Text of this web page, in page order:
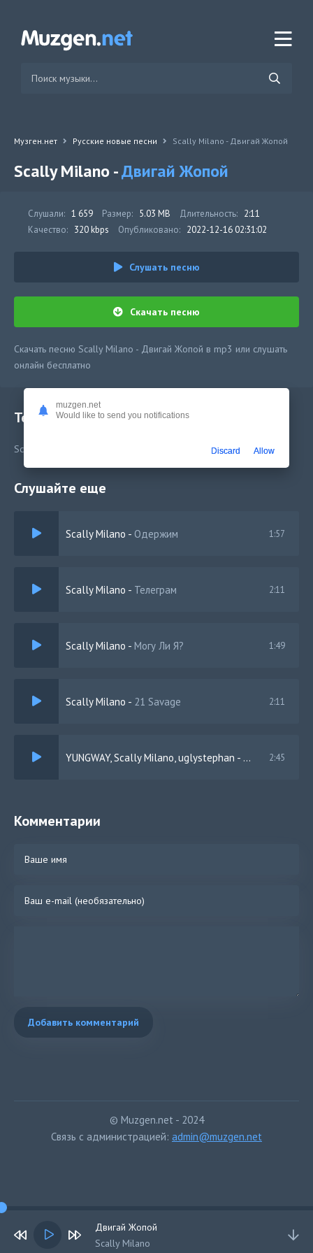
Музген.нет Русские новые песни Scally Milano - Двигай Жопой
Scally Milano -Двигай Жопой
Слушали: 1 659 Размер: 5.03 MB Длительность: 2:11
Качество: 320 kbps Опубликовано: 2022-12-16 02:31:02
Слушать песню
Скачать песню
Скачать песню Scally Milano - Двигай Жопой в mp3 или слушать
онлайн бесплатно
Текст песни
Scally Milano - Двигай Жопой
Слушайте еще
Scally Milano - Одержим 1:57
Scally Milano - Телеграм 2:11
Scally Milano - Могу Ли Я? 1:49
Scally Milano - 21 Savage 2:11
YUNGWAY, Scally Milano, uglystephan - Ко мне2:45
Комментарии
Добавить комментарий
© Muzgen.net - 2024
Связь с администрацией: admin@muzgen.net
muzgen.net
Would like to send you notifications
Discard Allow
Двигай Жопой
Scally Milano